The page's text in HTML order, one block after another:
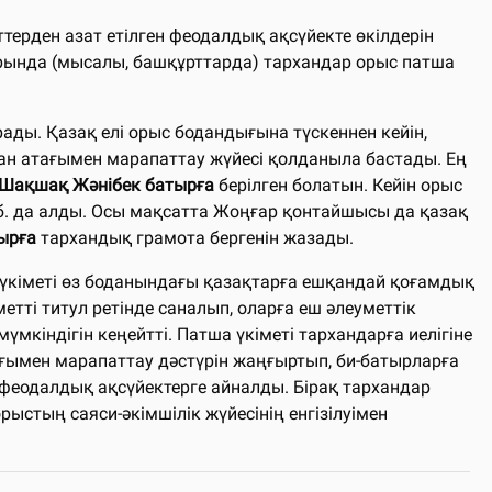
азат етілген феодалдық ақсүйекте өкілдерін
(мысалы, башқұрттарда) тархандар орыс патша
Қазақ елі орыс бодандығына түскеннен кейін,
атағымен марапаттау жүйесі қолданыла бастады. Ең
Жәнібек батырға берілген болатын. Кейін орыс
да алды. Осы мақсатта Жоңғар қонтайшысы да қазақ
тархандық грамота бергенін жазады.
өз боданындағы қазақтарға ешқандай қоғамдық
титул ретінде саналып, оларға еш әлеуметтік
кеңейтті. Патша үкіметі тархандарға иелігіне
марапаттау дәстүрін жаңғыртып, би-батырларға
ақсүйектерге айналды. Бірақ тархандар
саяси-әкімшілік жүйесінің енгізілуімен